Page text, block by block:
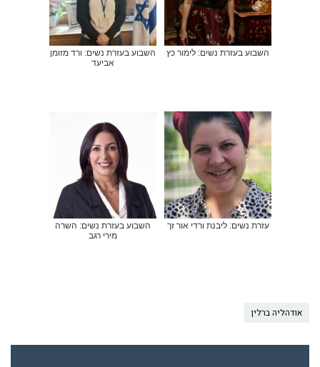
השבוע בעזרת נשים: לימור כץ
השבוע בעזרת נשים: ורד מזומן
אביעד
עזרת נשים: ליבנת ורדי אור זך
השבוע בעזרת נשים: השרה
מירי רגב
אודהליה ברלין